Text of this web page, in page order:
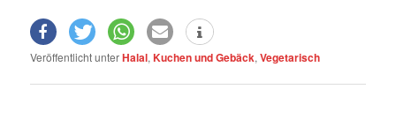
Veröffentlicht unterHalal,Kuchen und Gebäck,Vegetarisch